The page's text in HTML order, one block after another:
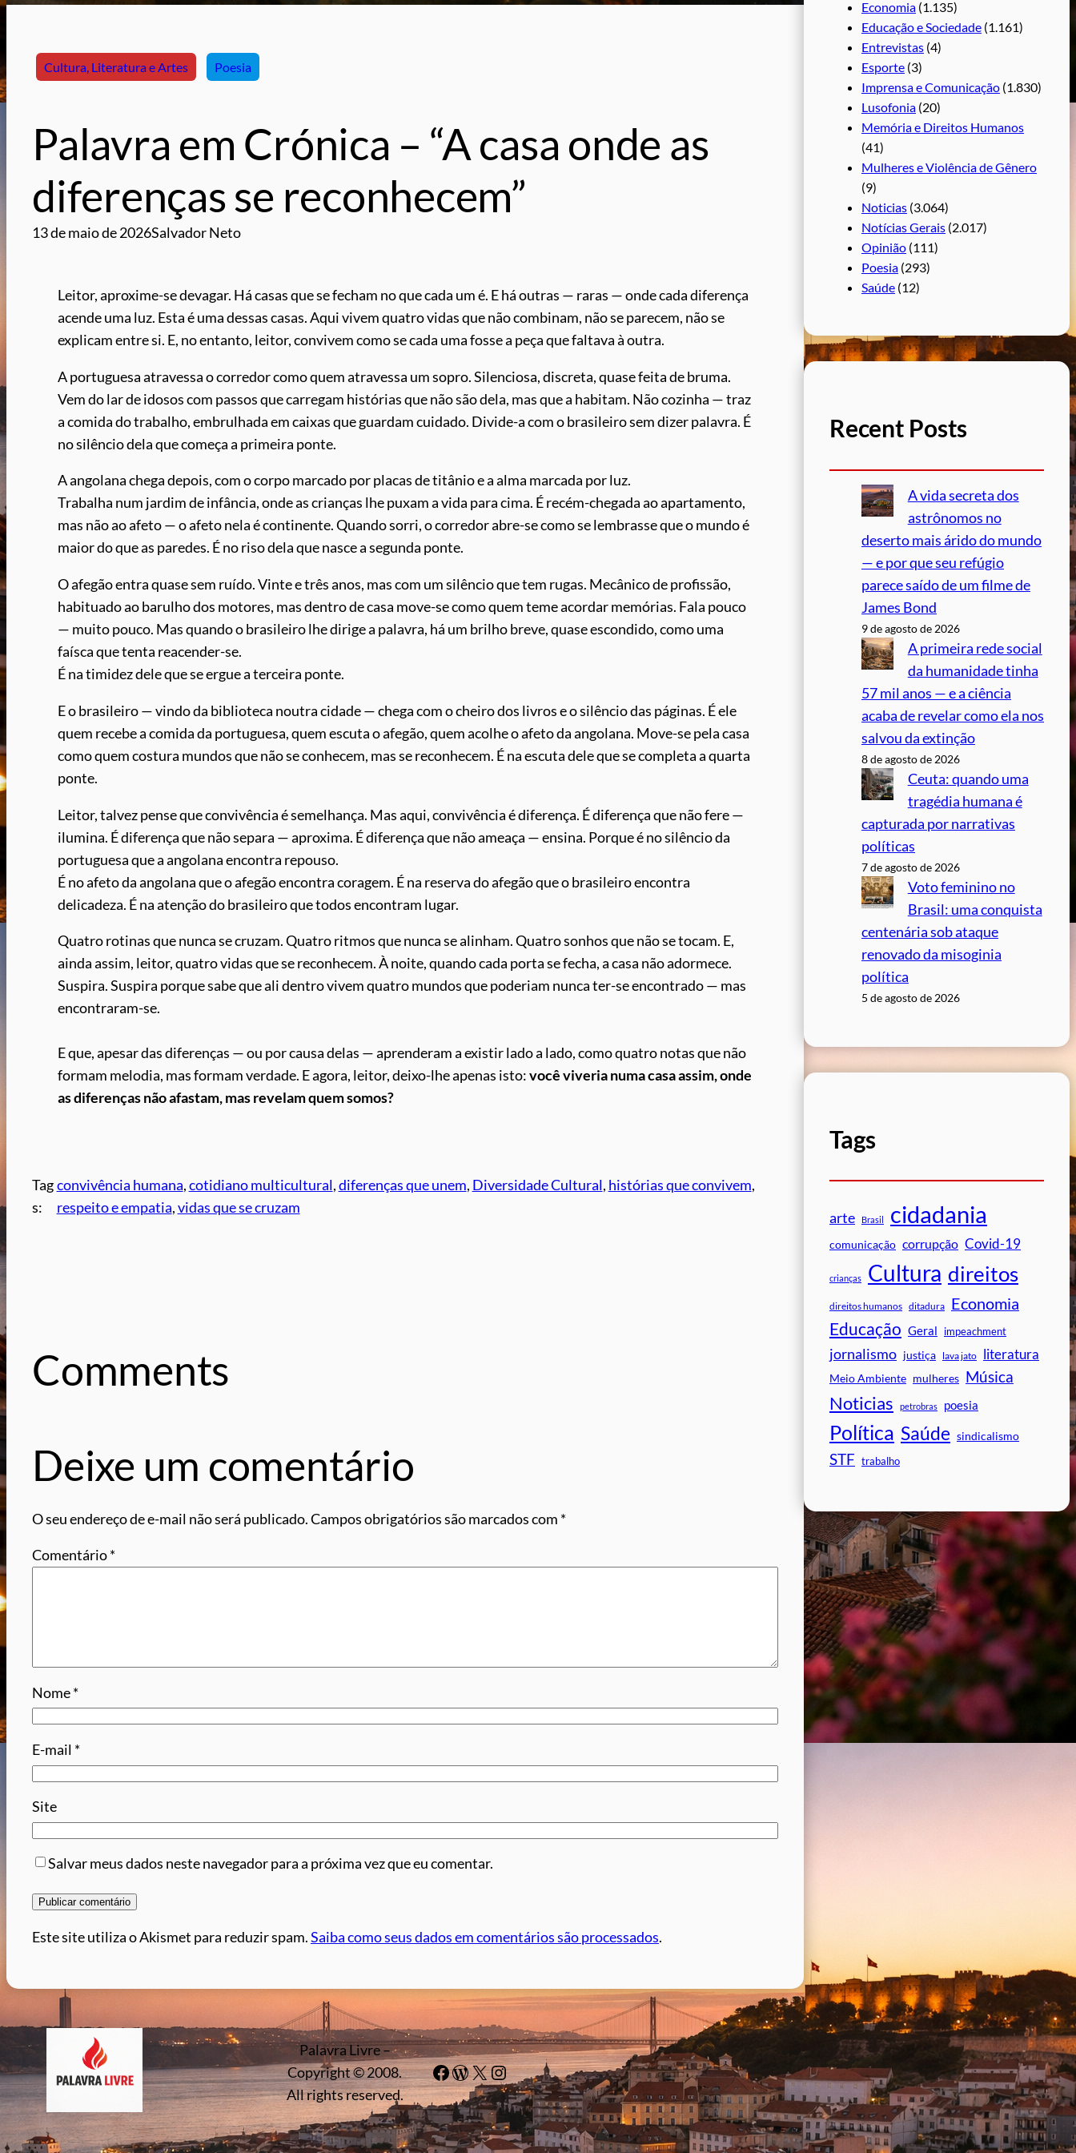
Cultura, Literatura e Artes Poesia
Palavra em Crónica – “A casa onde as
diferenças se reconhecem”
13 de maio de 2026Salvador Neto
Leitor, aproxime-se devagar. Há casas que se fecham no que cada um é. E há outras — raras — onde cada diferença
acende uma luz. Esta é uma dessas casas. Aqui vivem quatro vidas que não combinam, não se parecem, não se
explicam entre si. E, no entanto, leitor, convivem como se cada uma fosse a peça que faltava à outra.
A portuguesa atravessa o corredor como quem atravessa um sopro. Silenciosa, discreta, quase feita de bruma.
Vem do lar de idosos com passos que carregam histórias que não são dela, mas que a habitam. Não cozinha — traz
a comida do trabalho, embrulhada em caixas que guardam cuidado. Divide-a com o brasileiro sem dizer palavra. É
no silêncio dela que começa a primeira ponte.
A angolana chega depois, com o corpo marcado por placas de titânio e a alma marcada por luz.
Trabalha num jardim de infância, onde as crianças lhe puxam a vida para cima. É recém-chegada ao apartamento,
mas não ao afeto — o afeto nela é continente. Quando sorri, o corredor abre-se como se lembrasse que o mundo é
maior do que as paredes. É no riso dela que nasce a segunda ponte.
O afegão entra quase sem ruído. Vinte e três anos, mas com um silêncio que tem rugas. Mecânico de profissão,
habituado ao barulho dos motores, mas dentro de casa move-se como quem teme acordar memórias. Fala pouco
— muito pouco. Mas quando o brasileiro lhe dirige a palavra, há um brilho breve, quase escondido, como uma
faísca que tenta reacender-se.
É na timidez dele que se ergue a terceira ponte.
E o brasileiro — vindo da biblioteca noutra cidade — chega com o cheiro dos livros e o silêncio das páginas. É ele
quem recebe a comida da portuguesa, quem escuta o afegão, quem acolhe o afeto da angolana. Move-se pela casa
como quem costura mundos que não se conhecem, mas se reconhecem. É na escuta dele que se completa a quarta
ponte.
Leitor, talvez pense que convivência é semelhança. Mas aqui, convivência é diferença. É diferença que não fere —
ilumina. É diferença que não separa — aproxima. É diferença que não ameaça — ensina. Porque é no silêncio da
portuguesa que a angolana encontra repouso.
É no afeto da angolana que o afegão encontra coragem. É na reserva do afegão que o brasileiro encontra
delicadeza. É na atenção do brasileiro que todos encontram lugar.
Quatro rotinas que nunca se cruzam. Quatro ritmos que nunca se alinham. Quatro sonhos que não se tocam. E,
ainda assim, leitor, quatro vidas que se reconhecem. À noite, quando cada porta se fecha, a casa não adormece.
Suspira. Suspira porque sabe que ali dentro vivem quatro mundos que poderiam nunca ter-se encontrado — mas
encontraram-se.
E que, apesar das diferenças — ou por causa delas — aprenderam a existir lado a lado, como quatro notas que não
formam melodia, mas formam verdade. E agora, leitor, deixo-lhe apenas isto:você viveria numa casa assim, onde
as diferenças não afastam, mas revelam quem somos?
Tag
s:
convivência humana, cotidiano multicultural, diferenças que unem, Diversidade Cultural, histórias que convivem
respeito e empatia, vidas que se cruzam
Comments
Deixe um comentário
O seu endereço de e-mail não será publicado.Campos obrigatórios são marcados com *
Comentário*
Nome*
E-mail *
Site
Salvar meus dados neste navegador para a próxima vez que eu comentar.
Este site utiliza o Akismet para reduzir spam.Saiba como seus dados em comentários são processados.
Economia (1.135)
Educação e Sociedade (1.161)
Entrevistas (4)
Esporte (3)
Imprensa e Comunicação (1.830)
Lusofonia (20)
Memória e Direitos Humanos
(41)
Mulheres e Violência de Gênero
(9)
Noticias (3.064)
Notícias Gerais (2.017)
Opinião (111)
Poesia (293)
Saúde (12)
Recent Posts
A vida secreta dos
astrônomos no
deserto mais árido do mundo
— e por que seu refúgio
parece saído de um filme de
James Bond
9 de agosto de 2026
A primeira rede social
da humanidade tinha
57 mil anos — e a ciência
acaba de revelar como ela nos
salvou da extinção
8 de agosto de 2026
Ceuta: quando uma
tragédia humana é
capturada por narrativas
políticas
7 de agosto de 2026
Voto feminino no
Brasil: uma conquista
centenária sob ataque
renovado da misoginia
política
5 de agosto de 2026
Tags
arte Brasil cidadania
comunicação corrupção Covid-19
crianças Cultura direitos
direitos humanos ditadura Economia
Educação Geral impeachment
jornalismo justiça lava jato literatura
Meio Ambiente mulheres Música
Noticias petrobras poesia
Política Saúde sindicalismo
STF trabalho
Palavra Livre –
Copyright © 2008.
All rights reserved.
Facebook WordPress # Instagram